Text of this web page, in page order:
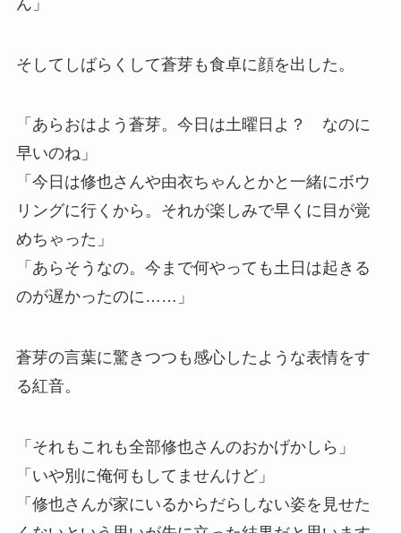
そしてしばらくして蒼芽も食卓に顔を出した。
「あらおはよう蒼芽。今日は土曜日よ？ なのに
早いのね」
「今日は修也さんや由衣ちゃんとかと一緒にボウ
リングに行くから。それが楽しみで早くに目が覚
めちゃった」
「あらそうなの。今まで何やっても土日は起きる
のが遅かったのに……」
蒼芽の言葉に驚きつつも感心したような表情をす
る紅音。
「それもこれも全部修也さんのおかげかしら」
「いや別に俺何もしてませんけど」
「修也さんが家にいるからだらしない姿を見せた